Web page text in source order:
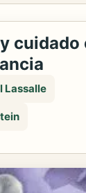
cuidado
Lassalle